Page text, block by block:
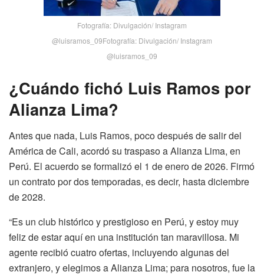
Fotografía: Divulgación/ Instagram
@luisramos_09Fotografía: Divulgación/ Instagram
@luisramos_09
¿Cuándo fichó Luis Ramos por
Alianza Lima?
Antes que nada, Luis Ramos, poco después de salir del
América de Cali, acordó su traspaso a Alianza Lima, en
Perú. El acuerdo se formalizó el 1 de enero de 2026. Firmó
un contrato por dos temporadas, es decir, hasta diciembre
de 2028.
“Es un club histórico y prestigioso en Perú, y estoy muy
feliz de estar aquí en una institución tan maravillosa. Mi
agente recibió cuatro ofertas, incluyendo algunas del
extranjero, y elegimos a Alianza Lima; para nosotros, fue la